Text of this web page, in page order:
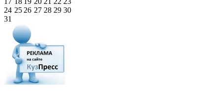
24 25 26 27 28 29 30
31